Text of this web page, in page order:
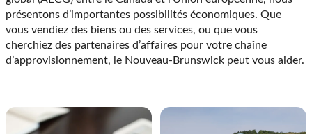
Tous droits réservés ©2026
Communiqués de presse
Déclaration de confidentialité
Avis de non-responsabilité